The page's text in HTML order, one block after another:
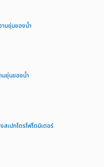
ามขุ่นของน้ำ
มขุ่นของน้ำ
เปกโตรโฟโตมิเตอร์